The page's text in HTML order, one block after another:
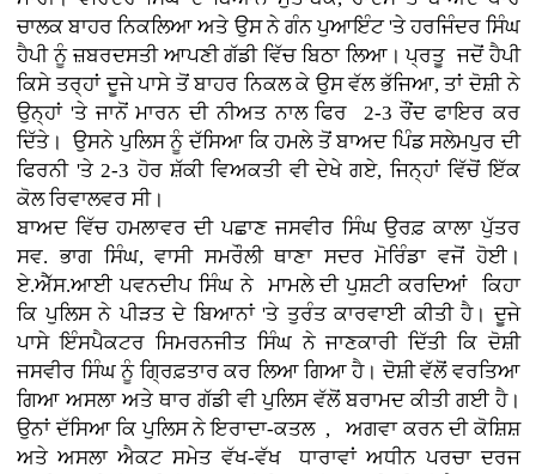
ਚਾਲਕ ਬਾਹਰ ਨਿਕਲਿਆ ਅਤੇ ਉਸ ਨੇ ਗੰਨ ਪੁਆਇੰਟ 'ਤੇ ਹਰਜਿੰਦਰ ਸਿੰਘ
ਹੈਪੀ ਨੂੰ ਜ਼ਬਰਦਸਤੀ ਆਪਣੀ ਗੱਡੀ ਵਿੱਚ ਬਿਠਾ ਲਿਆ। ਪ੍ਰਤੂ ਜਦੋਂ ਹੈਪੀ
ਕਿਸੇ ਤਰ੍ਹਾਂ ਦੂਜੇ ਪਾਸੇ ਤੋਂ ਬਾਹਰ ਨਿਕਲ ਕੇ ਉਸ ਵੱਲ ਭੱਜਿਆ, ਤਾਂ ਦੋਸ਼ੀ ਨੇ
ਉਨ੍ਹਾਂ 'ਤੇ ਜਾਨੋਂ ਮਾਰਨ ਦੀ ਨੀਅਤ ਨਾਲ ਫਿਰ 2-3 ਰੌਂਦ ਫਾਇਰ ਕਰ
ਦਿੱਤੇ। ਉਸਨੇ ਪੁਲਿਸ ਨੂੰ ਦੱਸਿਆ ਕਿ ਹਮਲੇ ਤੋਂ ਬਾਅਦ ਪਿੰਡ ਸਲੇਮਪੁਰ ਦੀ
ਫਿਰਨੀ 'ਤੇ 2-3 ਹੋਰ ਸ਼ੱਕੀ ਵਿਅਕਤੀ ਵੀ ਦੇਖੇ ਗਏ, ਜਿਨ੍ਹਾਂ ਵਿੱਚੋਂ ਇੱਕ
ਕੋਲ ਰਿਵਾਲਵਰ ਸੀ।
ਬਾਅਦ ਵਿੱਚ ਹਮਲਾਵਰ ਦੀ ਪਛਾਣ ਜਸਵੀਰ ਸਿੰਘ ਉਰਫ਼ ਕਾਲਾ ਪੁੱਤਰ
ਸਵ. ਭਾਗ ਸਿੰਘ, ਵਾਸੀ ਸਮਰੌਲੀ ਥਾਣਾ ਸਦਰ ਮੋਰਿੰਡਾ ਵਜੋਂ ਹੋਈ।
ਏ.ਐੱਸ.ਆਈ ਪਵਨਦੀਪ ਸਿੰਘ ਨੇ ਮਾਮਲੇ ਦੀ ਪੁਸ਼ਟੀ ਕਰਦਿਆਂ ਕਿਹਾ
ਕਿ ਪੁਲਿਸ ਨੇ ਪੀੜਤ ਦੇ ਬਿਆਨਾਂ 'ਤੇ ਤੁਰੰਤ ਕਾਰਵਾਈ ਕੀਤੀ ਹੈ। ਦੂਜੇ
ਪਾਸੇ ਇੰਸਪੈਕਟਰ ਸਿਮਰਨਜੀਤ ਸਿੰਘ ਨੇ ਜਾਣਕਾਰੀ ਦਿੱਤੀ ਕਿ ਦੋਸ਼ੀ
ਜਸਵੀਰ ਸਿੰਘ ਨੂੰ ਗ੍ਰਿਫ਼ਤਾਰ ਕਰ ਲਿਆ ਗਿਆ ਹੈ। ਦੋਸ਼ੀ ਵੱਲੋਂ ਵਰਤਿਆ
ਗਿਆ ਅਸਲਾ ਅਤੇ ਥਾਰ ਗੱਡੀ ਵੀ ਪੁਲਿਸ ਵੱਲੋਂ ਬਰਾਮਦ ਕੀਤੀ ਗਈ ਹੈ।
ਉਨਾਂ ਦੱਸਿਆ ਕਿ ਪੁਲਿਸ ਨੇ ਇਰਾਦਾ-ਕਤਲ , ਅਗਵਾ ਕਰਨ ਦੀ ਕੋਸ਼ਿਸ਼
ਅਤੇ ਅਸਲਾ ਐਕਟ ਸਮੇਤ ਵੱਖ-ਵੱਖ ਧਾਰਾਵਾਂ ਅਧੀਨ ਪਰਚਾ ਦਰਜ